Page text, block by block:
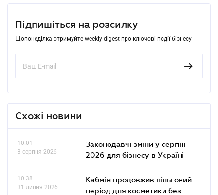
Підпишіться на розсилку
Щопонеділка отримуйте weekly-digest про ключові події бізнесу
Схожі новини
10.01
3 серпня 2026
Законодавчі зміни у серпні
2026 для бізнесу в Україні
10.38
31 липня 2026
Кабмін продовжив пільговий
період для косметики без